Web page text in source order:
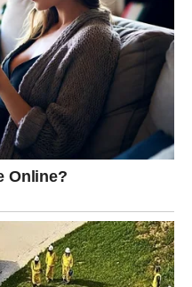
i bliskosti.
lijepe vijesti. Jedan
vam mnogo radosti i
ljude koji vas vole.
u sebe. Sve ono
donositi plodove.
ovog ljeta. Nakon